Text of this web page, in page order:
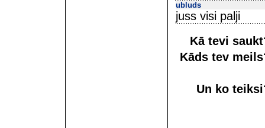
ubluds
juss visi palji
Kā tevi
Kāds tev
Un ko